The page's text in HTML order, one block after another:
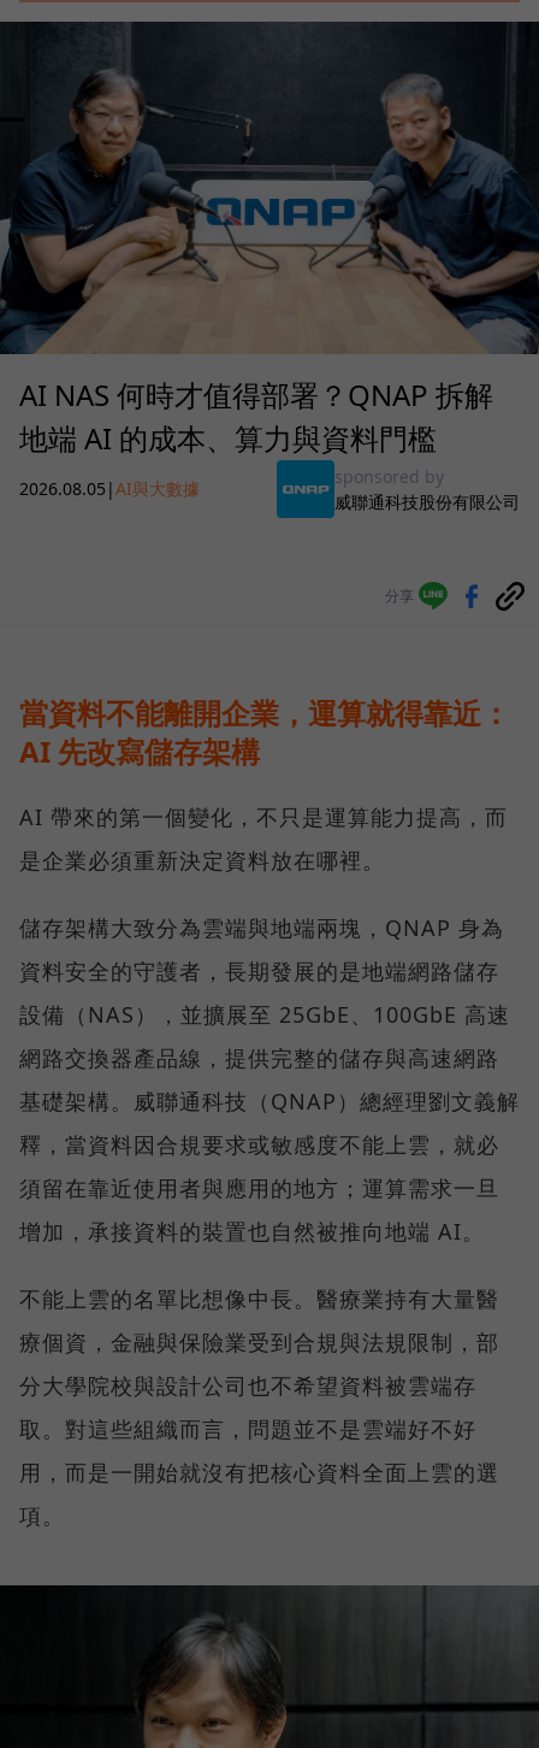
AI NAS 何時才值得部署？QNAP 拆解
地端 AI 的成本、算力與資料門檻
2026.08.05 |AI與大數據
sponsored by
威聯通科技股份有限公司
分享
當資料不能離開企業，運算就得靠近：
AI 先改寫儲存架構
AI 帶來的第一個變化，不只是運算能力提高，而
是企業必須重新決定資料放在哪裡。
儲存架構大致分為雲端與地端兩塊，QNAP 身為
資料安全的守護者，長期發展的是地端網路儲存
設備（NAS），並擴展至 25GbE、100GbE 高速
網路交換器產品線，提供完整的儲存與高速網路
基礎架構。威聯通科技（QNAP）總經理劉文義解
釋，當資料因合規要求或敏感度不能上雲，就必
須留在靠近使用者與應用的地方；運算需求一旦
增加，承接資料的裝置也自然被推向地端 AI。
不能上雲的名單比想像中長。醫療業持有大量醫
療個資，金融與保險業受到合規與法規限制，部
分大學院校與設計公司也不希望資料被雲端存
取。對這些組織而言，問題並不是雲端好不好
用，而是一開始就沒有把核心資料全面上雲的選
項。